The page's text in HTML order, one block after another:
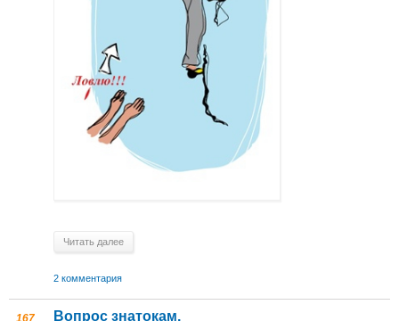
Читать далее
2 комментария
167 Вопрос знатокам.